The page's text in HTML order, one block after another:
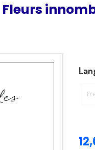
Fleurs